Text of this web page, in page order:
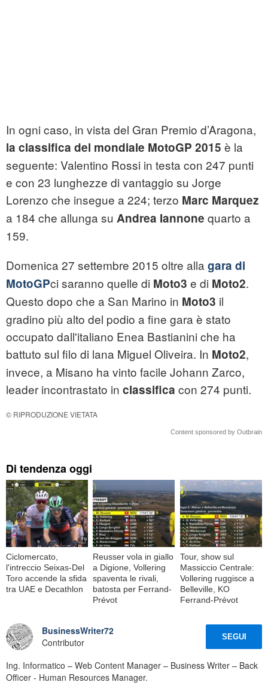
In ogni caso, in vista del Gran Premio d’Aragona,
la classifica del mondiale MotoGP 2015 è la
seguente: Valentino Rossi in testa con 247 punti
e con 23 lunghezze di vantaggio su Jorge
Lorenzo che insegue a 224; terzo Marc Marquez
a 184 che allunga su Andrea Iannone quarto a
159.
Domenica 27 settembre 2015 oltre alla gara di
MotoGPci saranno quelle di Moto3 e di Moto2.
Questo dopo che a San Marino in Moto3 il
gradino più alto del podio a fine gara è stato
occupato dall'italiano Enea Bastianini che ha
battuto sul filo di lana Miguel Oliveira. In Moto2,
invece, a Misano ha vinto facile Johann Zarco,
leader incontrastato in classifica con 274 punti.
© RIPRODUZIONE VIETATA
Content sponsored by Outbrain
Di tendenza oggi
Ciclomercato,
l'intreccio Seixas-Del
Toro accende la sfida
tra UAE e Decathlon
Reusser vola in giallo
a Digione, Vollering
spaventa le rivali,
batosta per Ferrand-
Prévot
Tour, show sul
Massiccio Centrale:
Vollering ruggisce a
Belleville, KO
Ferrand-Prévot
BusinessWriter72
Contributor
SEGUI
Ing. Informatico – Web Content Manager – Business Writer – Back
Officer - Human Resources Manager.